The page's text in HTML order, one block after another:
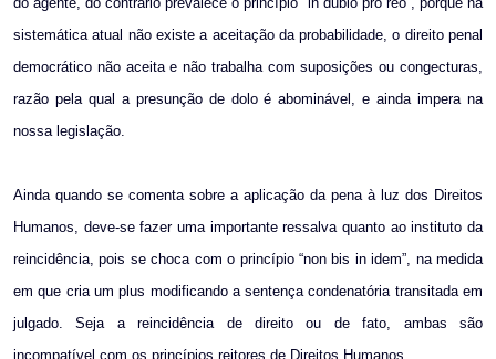
sistemática atual não existe a aceitação da probabilidade, o direito penal
democrático não aceita e não trabalha com suposições ou congecturas,
razão pela qual a presunção de dolo é abominável, e ainda impera na
nossa legislação.
Ainda quando se comenta sobre a aplicação da pena à luz dos Direitos
Humanos, deve-se fazer uma importante ressalva quanto ao instituto da
reincidência, pois se choca com o princípio “non bis in idem”, na medida
em que cria um plus modificando a sentença condenatória transitada em
julgado. Seja a reincidência de direito ou de fato, ambas são
incompatível com os princípios reitores de Direitos Humanos.